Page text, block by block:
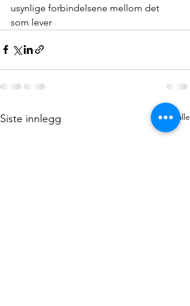
usynlige forbindelsene mellom det
som lever
Siste innlegg Se alle